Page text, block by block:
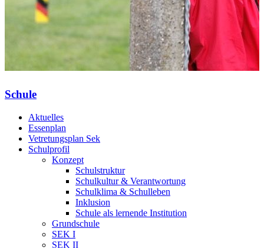
Schule
Aktuelles
Essenplan
Vetretungsplan Sek
Schulprofil
Konzept
Schulstruktur
Schulkultur & Verantwortung
Schulklima & Schulleben
Inklusion
Schule als lernende Institution
Grundschule
SEK I
SEK II